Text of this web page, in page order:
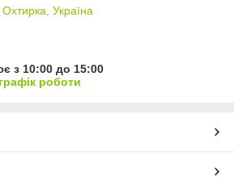
Україна
з 10:00 до 15:00
роботи